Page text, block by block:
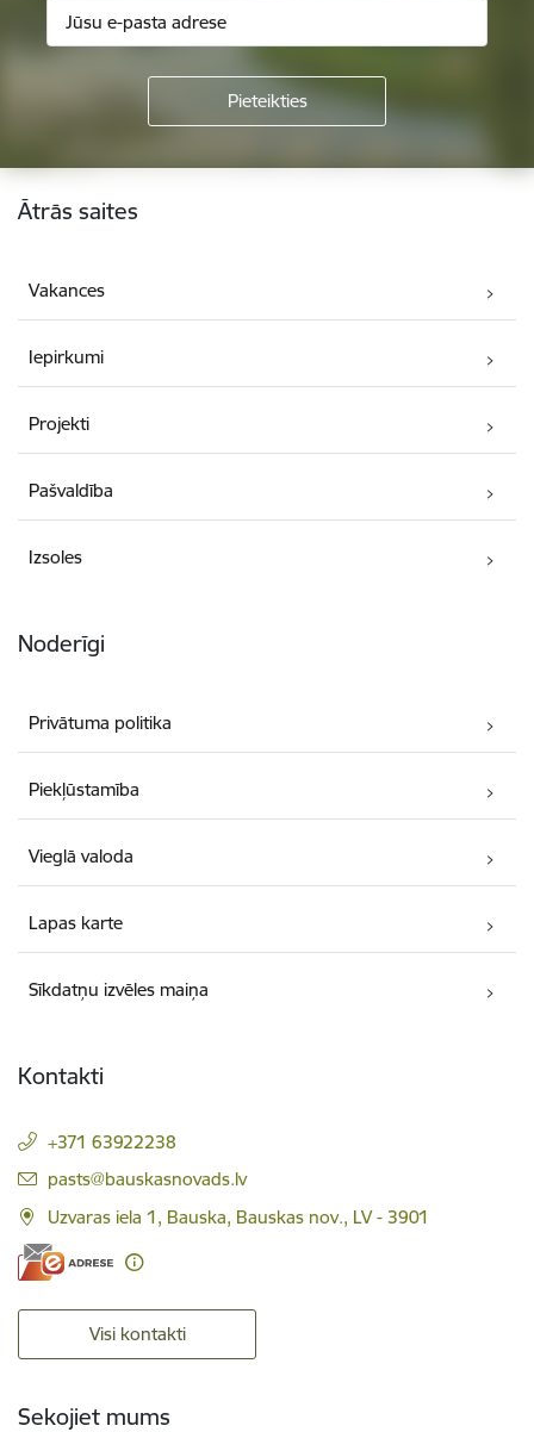
Kājene
Ātrās saites
Vakances
Iepirkumi
Projekti
Pašvaldība
Izsoles
Noderīgi
Privātuma politika
Piekļūstamība
Vieglā valoda
Lapas karte
Sīkdatņu izvēles maiņa
Kontakti
+371 63922238
E-pasts:
pasts@bauskasnovads.lv
Uzvaras iela 1, Bauska, Bauskas nov., LV - 3901
Visi kontakti
Sekojiet mums